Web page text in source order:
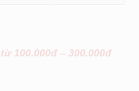
100.000đ – 300.000đ